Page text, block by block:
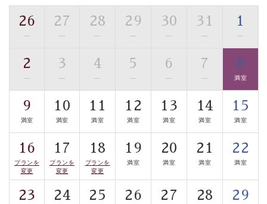
■貸切温泉風呂 （40分無料）
眺望はございませんが、源泉掛け流しの温泉の質を楽し
む貸切温泉風呂です。ゆったりといやされるプライベー
トな空間をお愉しみください。
【旅】
■諏訪大社4社を巡る無料参拝バス
豊富な知識を持ったドライバー兼ガイドが諏訪大社をご
案内します。事前ご予約制ですので、ご利用ご希望の方
は【3日前まで】にお電話ください。
※交通規制などにより運行できない日がございます
※年末年始及び御柱祭前後は運行しておりません
26
—
27
—
28
—
29
—
30
—
31
—
1
—
2
—
3
—
4
—
5
—
6
—
7
—
8
満室
9
満室
10
満室
11
満室
12
満室
13
満室
14
満室
15
満室
16
プランを
変更
17
プランを
変更
18
プランを
変更
19
満室
20
満室
21
満室
22
満室
23 24 25 26 27 28 29